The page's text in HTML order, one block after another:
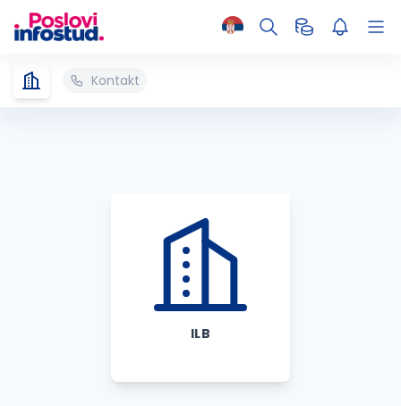
Kontakt
ILB